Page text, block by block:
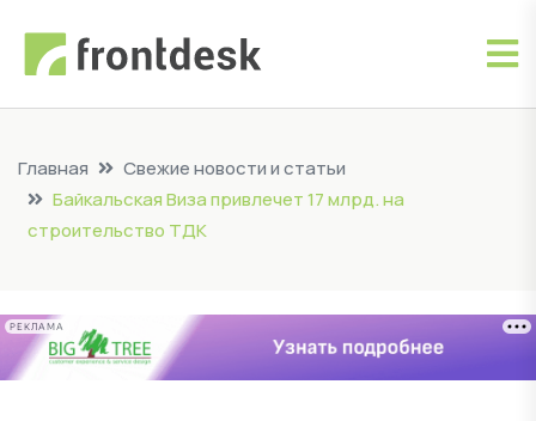
Главная
Свежие новости и статьи
Байкальская Виза привлечет 17 млрд. на
строительство ТДК
РЕКЛАМА